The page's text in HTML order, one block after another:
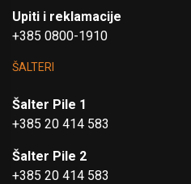
Upiti i reklamacije
+385 0800-1910
ŠALTERI
Šalter Pile 1
+385 20 414 583
Šalter Pile 2
+385 20 414 583